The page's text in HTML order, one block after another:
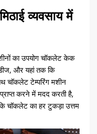
व्यवसाय में
का उपयोग चॉकलेट केक
और यहां तक ​​कि
चॉकलेट टेम्परिंग मशीन
करने में मदद करती है,
चॉकलेट का हर टुकड़ा उत्तम